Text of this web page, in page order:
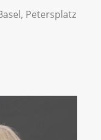
Petersplatz